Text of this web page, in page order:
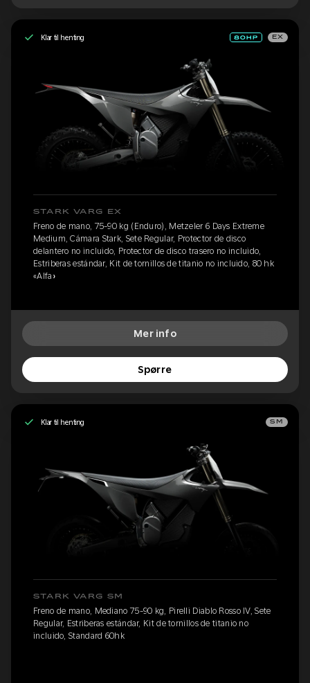
Klar til henting EX
STARK VARG EX
Freno de mano, 75-90 kg (Enduro), Metzeler 6 Days Extreme
Medium, Cámara Stark, Sete Regular, Protector de disco
delantero no incluido, Protector de disco trasero no incluido,
Estriberas estándar, Kit de tornillos de titanio no incluido, 80 hk
«Alfa»
Mer info
Spørre
Klar til henting SM
STARK VARG SM
Freno de mano, Mediano 75-90 kg, Pirelli Diablo Rosso IV, Sete
Regular, Estriberas estándar, Kit de tornillos de titanio no
incluido, Standard 60hk